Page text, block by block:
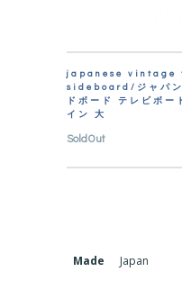
japanese vintage
sideboard/ジャパン
ドボード テレビボー
イン 大
SoldOut
Made Japan